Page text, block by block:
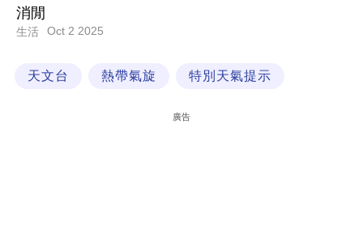
技
場
消閒
生活 Oct 2 2025
天文台 熱帶氣旋 特別天氣提示
廣告